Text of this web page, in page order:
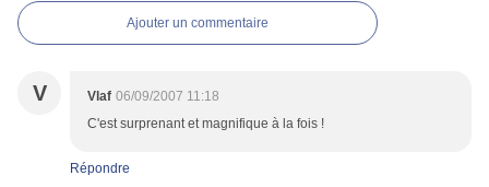
Ajouter un commentaire
V Vlaf 06/09/2007 11:18
C'est surprenant et magnifique à la fois !
Répondre